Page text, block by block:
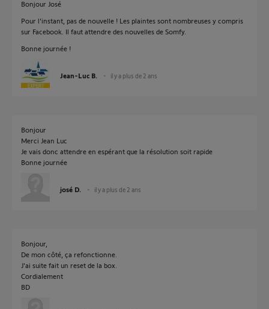
Bonjour José
Pour l'instant, pas de nouvelle ! Les plaintes sont nombreuses y compris
sur Facebook. Il faut attendre des nouvelles de Somfy.
Bonne journée !
Jean-Luc B. il y a plus de 2 ans
Bonjour
Merci Jean Luc
Je vais donc attendre en espérant que la résolution soit rapide
Bonne journée
josé D. il y a plus de 2 ans
Bonjour,
De mon côté, ça refonctionne.
J'ai suite fait un reset de la box.
Cordialement
BD